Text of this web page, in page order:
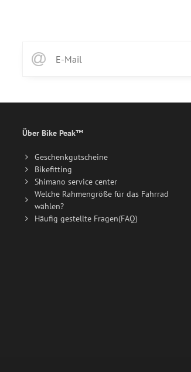
Über Bike Peak™
Geschenkgutscheine
Bikefitting
Shimano service center
Welche Rahmengröße für das Fahrrad
wählen?
Häufig gestellte Fragen(FAQ)